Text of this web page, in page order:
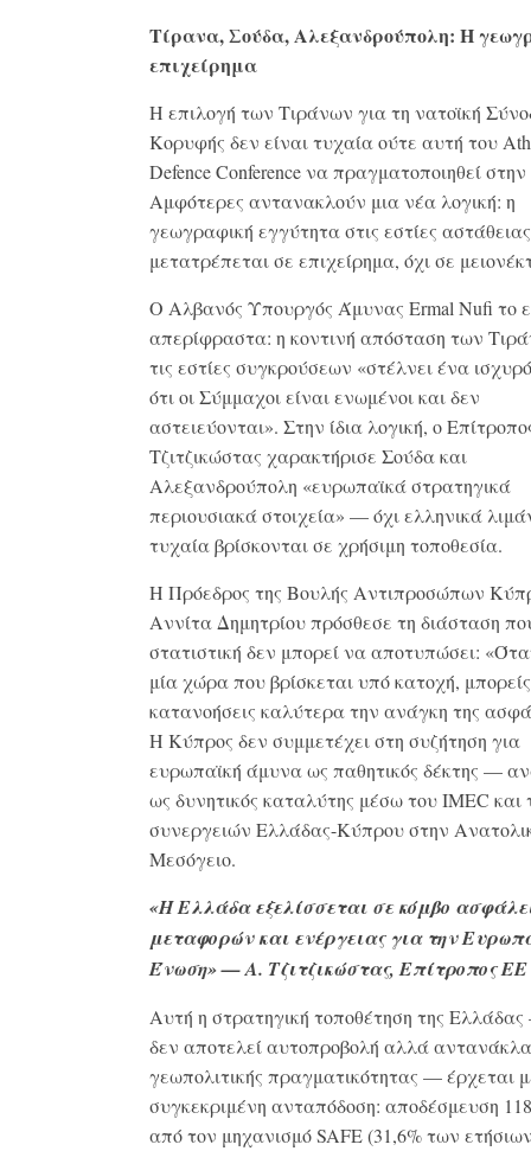
Τίρανα, Σούδα, Αλεξανδρούπολη: Η
επιχείρημα
Η επιλογή των Τιράνων για τη νατοϊκή
Κορυφής δεν είναι τυχαία ούτε αυτή του
Defence Conference να πραγματοποιηθεί
Αμφότερες αντανακλούν μια νέα λογική: η
γεωγραφική εγγύτητα στις εστίες αστάθειας
μετατρέπεται σε επιχείρημα, όχι σε
Ο Αλβανός Υπουργός Άμυνας Ermal Nufi το
απερίφραστα: η κοντινή απόσταση των
τις εστίες συγκρούσεων «στέλνει ένα
ότι οι Σύμμαχοι είναι ενωμένοι και δεν
αστειεύονται». Στην ίδια λογική, ο
Τζιτζικώστας χαρακτήρισε Σούδα και
Αλεξανδρούπολη «ευρωπαϊκά στρατηγικά
περιουσιακά στοιχεία» — όχι ελληνικά
τυχαία βρίσκονται σε χρήσιμη τοποθεσία.
Η Πρόεδρος της Βουλής Αντιπροσώπων
Αννίτα Δημητρίου πρόσθεσε τη διάσταση
στατιστική δεν μπορεί να αποτυπώσει:
μία χώρα που βρίσκεται υπό κατοχή,
κατανοήσεις καλύτερα την ανάγκη της
Η Κύπρος δεν συμμετέχει στη συζήτηση για
ευρωπαϊκή άμυνα ως παθητικός δέκτης —
ως δυνητικός καταλύτης μέσω του IMEC και
συνεργειών Ελλάδας-Κύπρου στην
Μεσόγειο.
«Η Ελλάδα εξελίσσεται σε κόμβο
μεταφορών και ενέργειας για την
Ένωση» — Α. Τζιτζικώστας, Επίτροπος ΕΕ
Αυτή η στρατηγική τοποθέτηση της
δεν αποτελεί αυτοπροβολή αλλά
γεωπολιτικής πραγματικότητας — έρχεται
συγκεκριμένη ανταπόδοση: αποδέσμευση
από τον μηχανισμό SAFE (31,6% των